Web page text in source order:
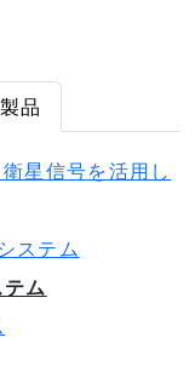
製品
星信号を活用し
ステム
ム